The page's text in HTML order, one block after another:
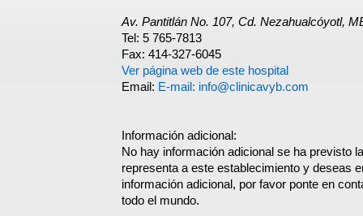
Av. Pantitlán No. 107, Cd. Nezahualcóyotl,
Tel: 5 765-7813
Fax: 414-327-6045
Ver página web de este hospital
Email: E-mail: info@clinicavyb.com
Información adicional:
No hay información adicional se ha previsto
representa a este establecimiento y deseas
información adicional, por favor ponte en
todo el mundo.